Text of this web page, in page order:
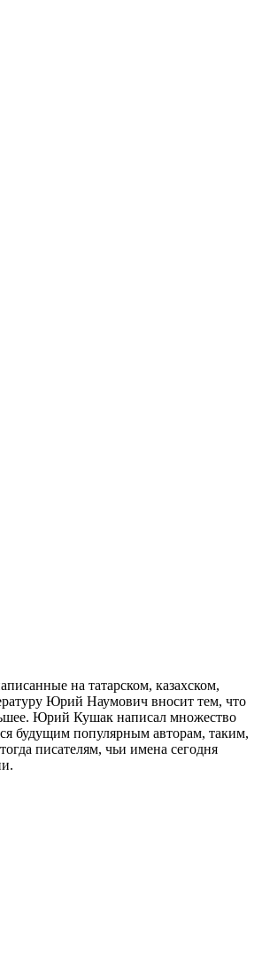
на татарском, казахском,
Юрий Наумович вносит тем, что
Юрий Кушак написал множество
будущим популярным авторам, таким,
писателям, чьи имена сегодня